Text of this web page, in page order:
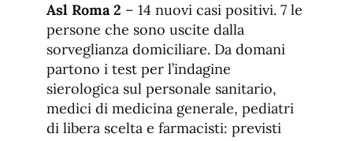
Asl Roma 2 – 14 nuovi casi positivi. 7 le
persone che sono uscite dalla
sorveglianza domiciliare. Da domani
partono i test per l’indagine
sierologica sul personale sanitario,
medici di medicina generale, pediatri
di libera scelta e farmacisti: previsti